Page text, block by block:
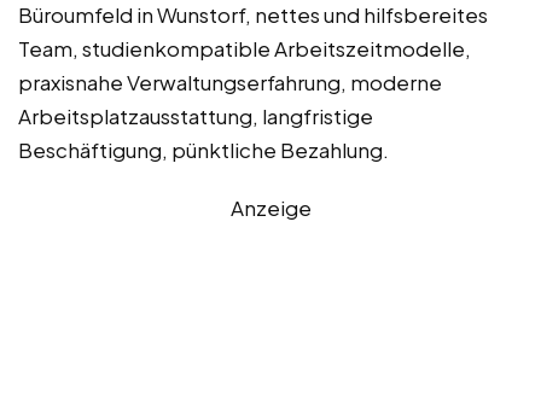
Büroumfeld in Wunstorf, nettes und hilfsbereites
Team, studienkompatible Arbeitszeitmodelle,
praxisnahe Verwaltungserfahrung, moderne
Arbeitsplatzausstattung, langfristige
Beschäftigung, pünktliche Bezahlung.
Anzeige